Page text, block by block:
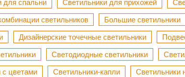
для спальни Светильники для прихожей
светильников Большие светильники
Дизайнерские точечные светильники
Светодиодные светильники
с цветами Светильники-капли Светильники